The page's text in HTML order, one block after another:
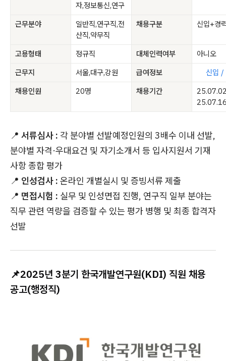
자,정보통신,연구
근무분야
일반직,연구직,전
산직,약무직
채용구분 신입+경
고용형태 정규직 대체인력여부
아니오
근무지
서울,대구,강원 급여정보
신입 /
채용인원
20명 채용기간
📍 서류심사 : 각 분야별 선발예정인원의 3배수 이내 선발,
분야별 자격·우대요건 및 자기소개서 등 입사지원서 기재
사항 종합 평가
📍 인성검사 : 온라인 개별실시 및 증빙서류 제출
📍 면접시험 : 실무 및 인성면접 진행, 연구직 일부 분야는
직무 관련 역량을 검증할 수 있는 평가 병행 및 최종 합격자
선발
📌2025년 3분기 한국개발연구원(KDI) 직원 채용
공고(행정직)